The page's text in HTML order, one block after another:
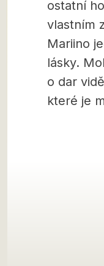
ostatní
vlastním
Mariino
lásky.
o dar
které je